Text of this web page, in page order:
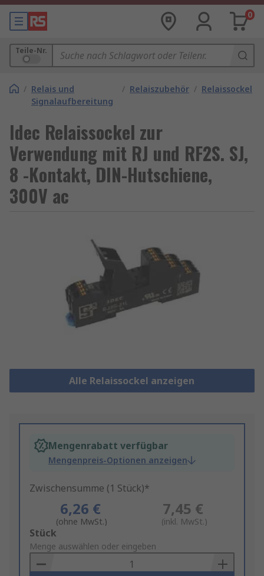
0
Teile-Nr.
/ Relais und
Signalaufbereitung
/ Relaiszubehör / Relaissockel
Idec Relaissockel zur
Verwendung mit RJ und RF2S. SJ,
8 -Kontakt, DIN-Hutschiene,
300V ac
Alle Relaissockel anzeigen
Mengenrabatt verfügbar
Mengenpreis-Optionen anzeigen
Zwischensumme (1 Stück)*
6,26 €
(ohne MwSt.)
7,45 €
(inkl. MwSt.)
Add
to
Basket
Stück
Menge auswählen oder eingeben